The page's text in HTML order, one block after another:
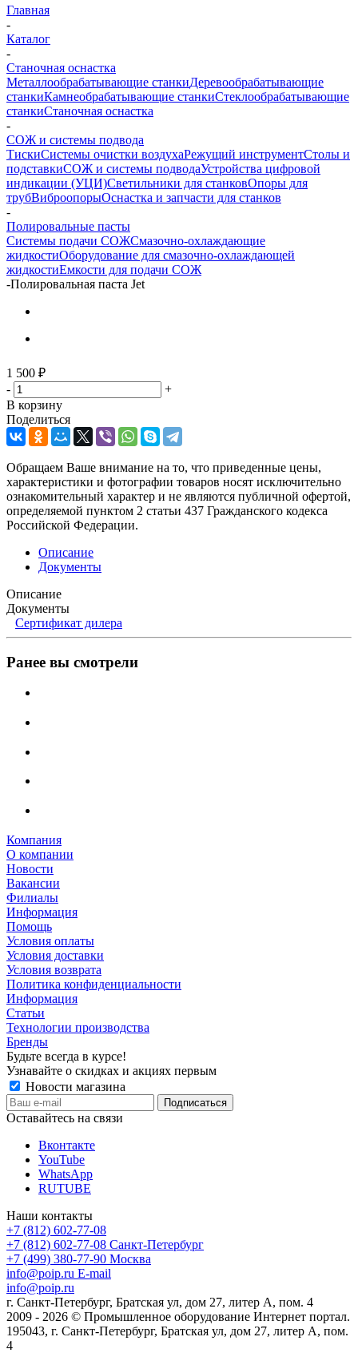
Главная
-
Каталог
-
Станочная оснастка
Металлообрабатывающие станкиДеревообрабатывающие
станкиКамнеобрабатывающие станкиСтеклообрабатывающие
станкиСтаночная оснастка
-
СОЖ и системы подвода
ТискиСистемы очистки воздухаРежущий инструментСтолы и
подставкиСОЖ и системы подводаУстройства цифровой
индикации (УЦИ)Светильники для станковОпоры для
трубВиброопорыОснастка и запчасти для станков
-
Полировальные пасты
Системы подачи СОЖСмазочно-охлаждающие
жидкостиОборудование для смазочно-охлаждающей
жидкостиЕмкости для подачи СОЖ
-Полировальная паста Jet
1 500 ₽
-
+
В корзину
Поделиться
Обращаем Ваше внимание на то, что приведенные цены,
характеристики и фотографии товаров носят исключительно
ознакомительный характер и не являются публичной офертой,
определяемой пунктом 2 статьи 437 Гражданского кодекса
Российской Федерации.
Описание
Документы
Описание
Документы
Сертификат дилера
Ранее вы смотрели
Компания
О компании
Новости
Вакансии
Филиалы
Информация
Помощь
Условия оплаты
Условия доставки
Условия возврата
Политика конфиденциальности
Информация
Статьи
Технологии производства
Бренды
Будьте всегда в курсе!
Узнавайте о скидках и акциях первым
Новости магазина
Оставайтесь на связи
Вконтакте
YouTube
WhatsApp
RUTUBE
Наши контакты
+7 (812) 602-77-08
+7 (812) 602-77-08 Санкт-Петербург
+7 (499) 380-77-90 Москва
info@poip.ru E-mail
info@poip.ru
г. Санкт-Петербург, Братская ул, дом 27, литер А, пом. 4
2009 - 2026 © Промышленное оборудование Интернет портал.
195043, г. Санкт-Петербург, Братская ул, дом 27, литер А, пом.
4